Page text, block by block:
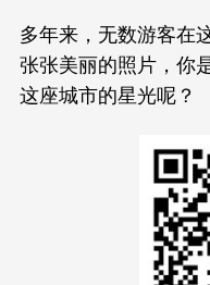
多年来，无数游客在
张张美丽的照片，你
这座城市的星光呢？